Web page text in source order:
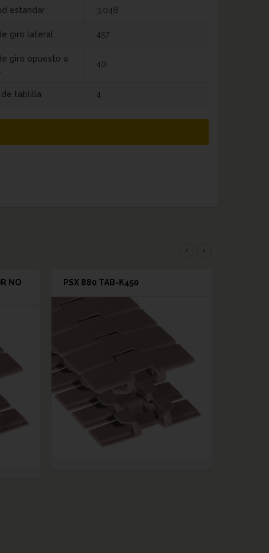
estándar 3,048
giro lateral 457
giro opuesto a
40
de tablilla 4
‹ ›
NO
PSX 880 TAB-K450